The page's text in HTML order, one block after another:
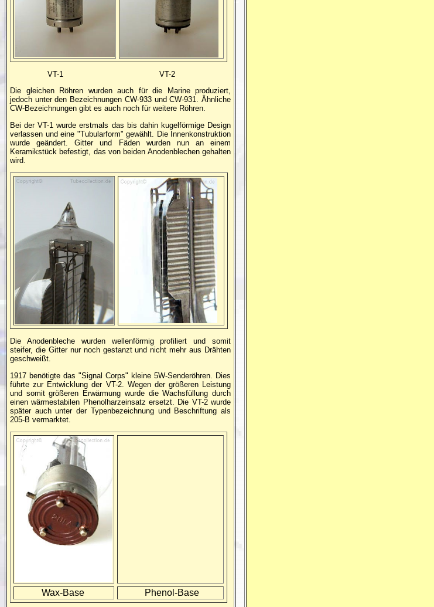
VT-1 VT-2
Die gleichen Röhren wurden auch für die Marine produziert,
jedoch unter den Bezeichnungen CW-933 und CW-931. Ähnliche
CW-Bezeichnungen gibt es auch noch für weitere Röhren.
Bei der VT-1 wurde erstmals das bis dahin kugelförmige Design
verlassen und eine "Tubularform" gewählt. Die Innenkonstruktion
wurde geändert. Gitter und Fäden wurden nun an einem
Keramikstück befestigt, das von beiden Anodenblechen gehalten
wird.
Die Anodenbleche wurden wellenförmig profiliert und somit
steifer, die Gitter nur noch gestanzt und nicht mehr aus Drähten
geschweißt.
1917 benötigte das "Signal Corps" kleine 5W-Senderöhren. Dies
führte zur Entwicklung der VT-2. Wegen der größeren Leistung
und somit größeren Erwärmung wurde die Wachsfüllung durch
einen wärmestabilen Phenolharzeinsatz ersetzt. Die VT-2 wurde
später auch unter der Typenbezeichnung und Beschriftung als
205-B vermarktet.
Wax-Base Phenol-Base